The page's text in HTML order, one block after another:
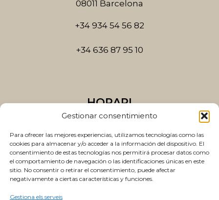
Gestionar consentimiento
Para ofrecer las mejores experiencias, utilizamos tecnologías como las
cookies para almacenar y/o acceder a la información del dispositivo. El
consentimiento de estas tecnologías nos permitirá procesar datos como
el comportamiento de navegación o las identificaciones únicas en este
sitio. No consentir o retirar el consentimiento, puede afectar
negativamente a ciertas características y funciones.
Gestiona els serveis
-
m
08011 Barcelona
+34 934 54 56 82
+34 636 87 95 10
HORARI
10:00 a 14:00 i 15:00 a 20:00
Divendres
10:00 a 14:00 i 15:00 a 19:00